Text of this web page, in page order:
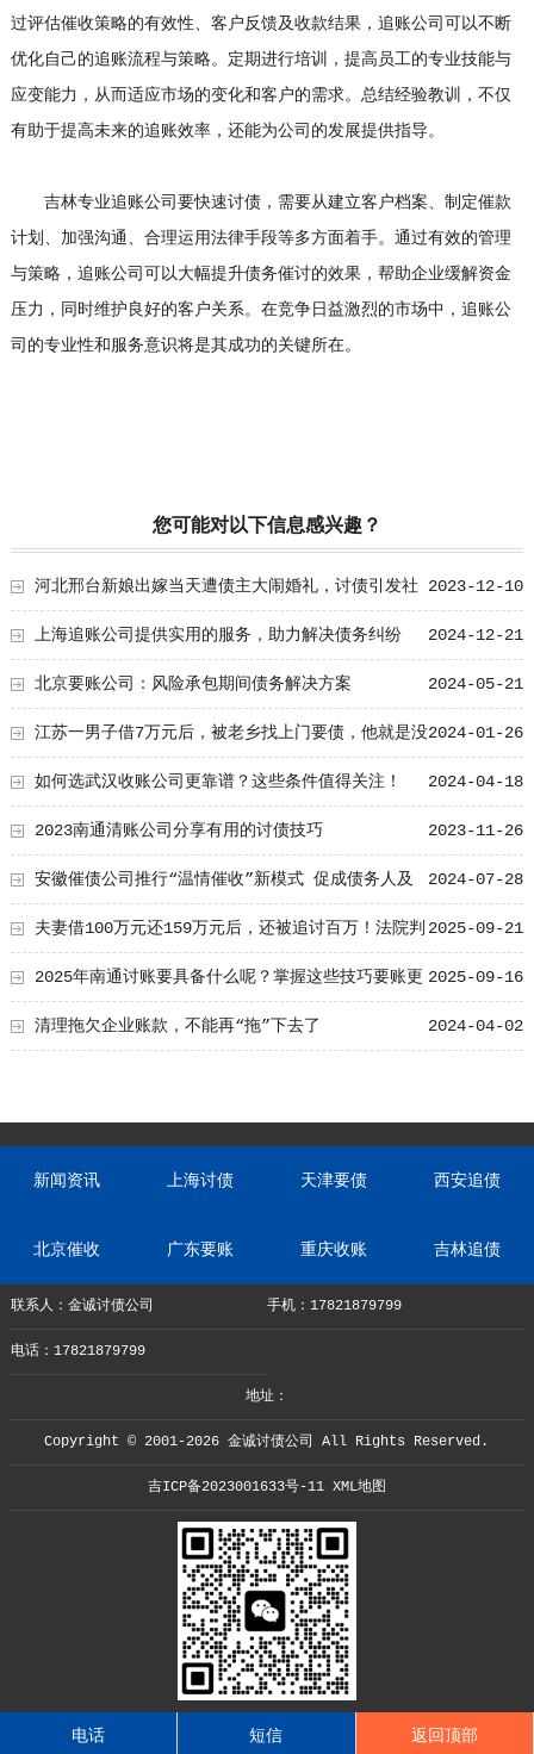
过评估催收策略的有效性、客户反馈及收款结果，追账公司可以不断
优化自己的追账流程与策略。定期进行培训，提高员工的专业技能与
应变能力，从而适应市场的变化和客户的需求。总结经验教训，不仅
有助于提高未来的追账效率，还能为公司的发展提供指导。
吉林专业追账公司要快速讨债，需要从建立客户档案、制定催款
计划、加强沟通、合理运用法律手段等多方面着手。通过有效的管理
与策略，追账公司可以大幅提升债务催讨的效果，帮助企业缓解资金
压力，同时维护良好的客户关系。在竞争日益激烈的市场中，追账公
司的专业性和服务意识将是其成功的关键所在。
您可能对以下信息感兴趣？
2023-12-10
河北邢台新娘出嫁当天遭债主大闹婚礼，讨债引发社
会关注！ 2024-12-21
上海追账公司提供实用的服务，助力解决债务纠纷
2024-05-21
北京要账公司：风险承包期间债务解决方案
2024-01-26
江苏一男子借7万元后，被老乡找上门要债，他就是没
钱还想打人 2024-04-18
如何选武汉收账公司更靠谱？这些条件值得关注！
2023-11-26
2023南通清账公司分享有用的讨债技巧
2024-07-28
安徽催债公司推行“温情催收”新模式 促成债务人及
时还款 2025-09-21
夫妻借100万元还159万元后，还被追讨百万！法院判
了 2025-09-16
2025年南通讨账要具备什么呢？掌握这些技巧要账更
高效 2024-04-02
清理拖欠企业账款，不能再“拖”下去了
新闻资讯 上海讨债 天津要债 西安追债
北京催收 广东要账 重庆收账 吉林追债
联系人：金诚讨债公司 手机：17821879799
电话：17821879799
地址：
Copyright © 2001-2026 金诚讨债公司 All Rights Reserved.
吉ICP备2023001633号-11 XML地图
电话 短信 返回顶部